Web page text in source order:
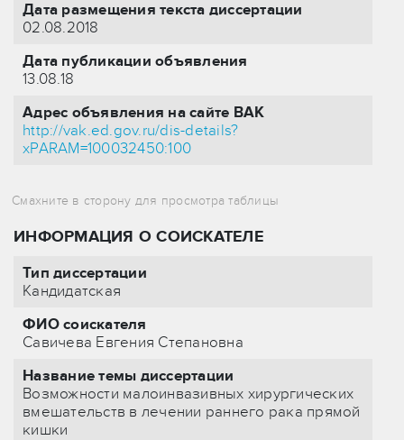
Дата размещения текста диссертации
02.08.2018
Дата публикации объявления
13.08.18
Адрес объявления на сайте ВАК
http://vak.ed.gov.ru/dis-details?
xPARAM=100032450:100
ИНФОРМАЦИЯ О СОИСКАТЕЛЕ
Тип диссертации
Кандидатская
ФИО соискателя
Савичева Евгения Степановна
Название темы диссертации
Возможности малоинвазивных хирургических
вмешательств в лечении раннего рака прямой
кишки